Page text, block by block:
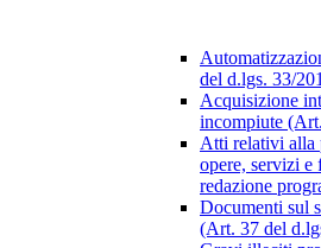
del d.lgs. 33/
Acquisizione
incompiute
Atti relativi alla
opere, servizi e
redazione
Documenti sul
(Art. 37 del